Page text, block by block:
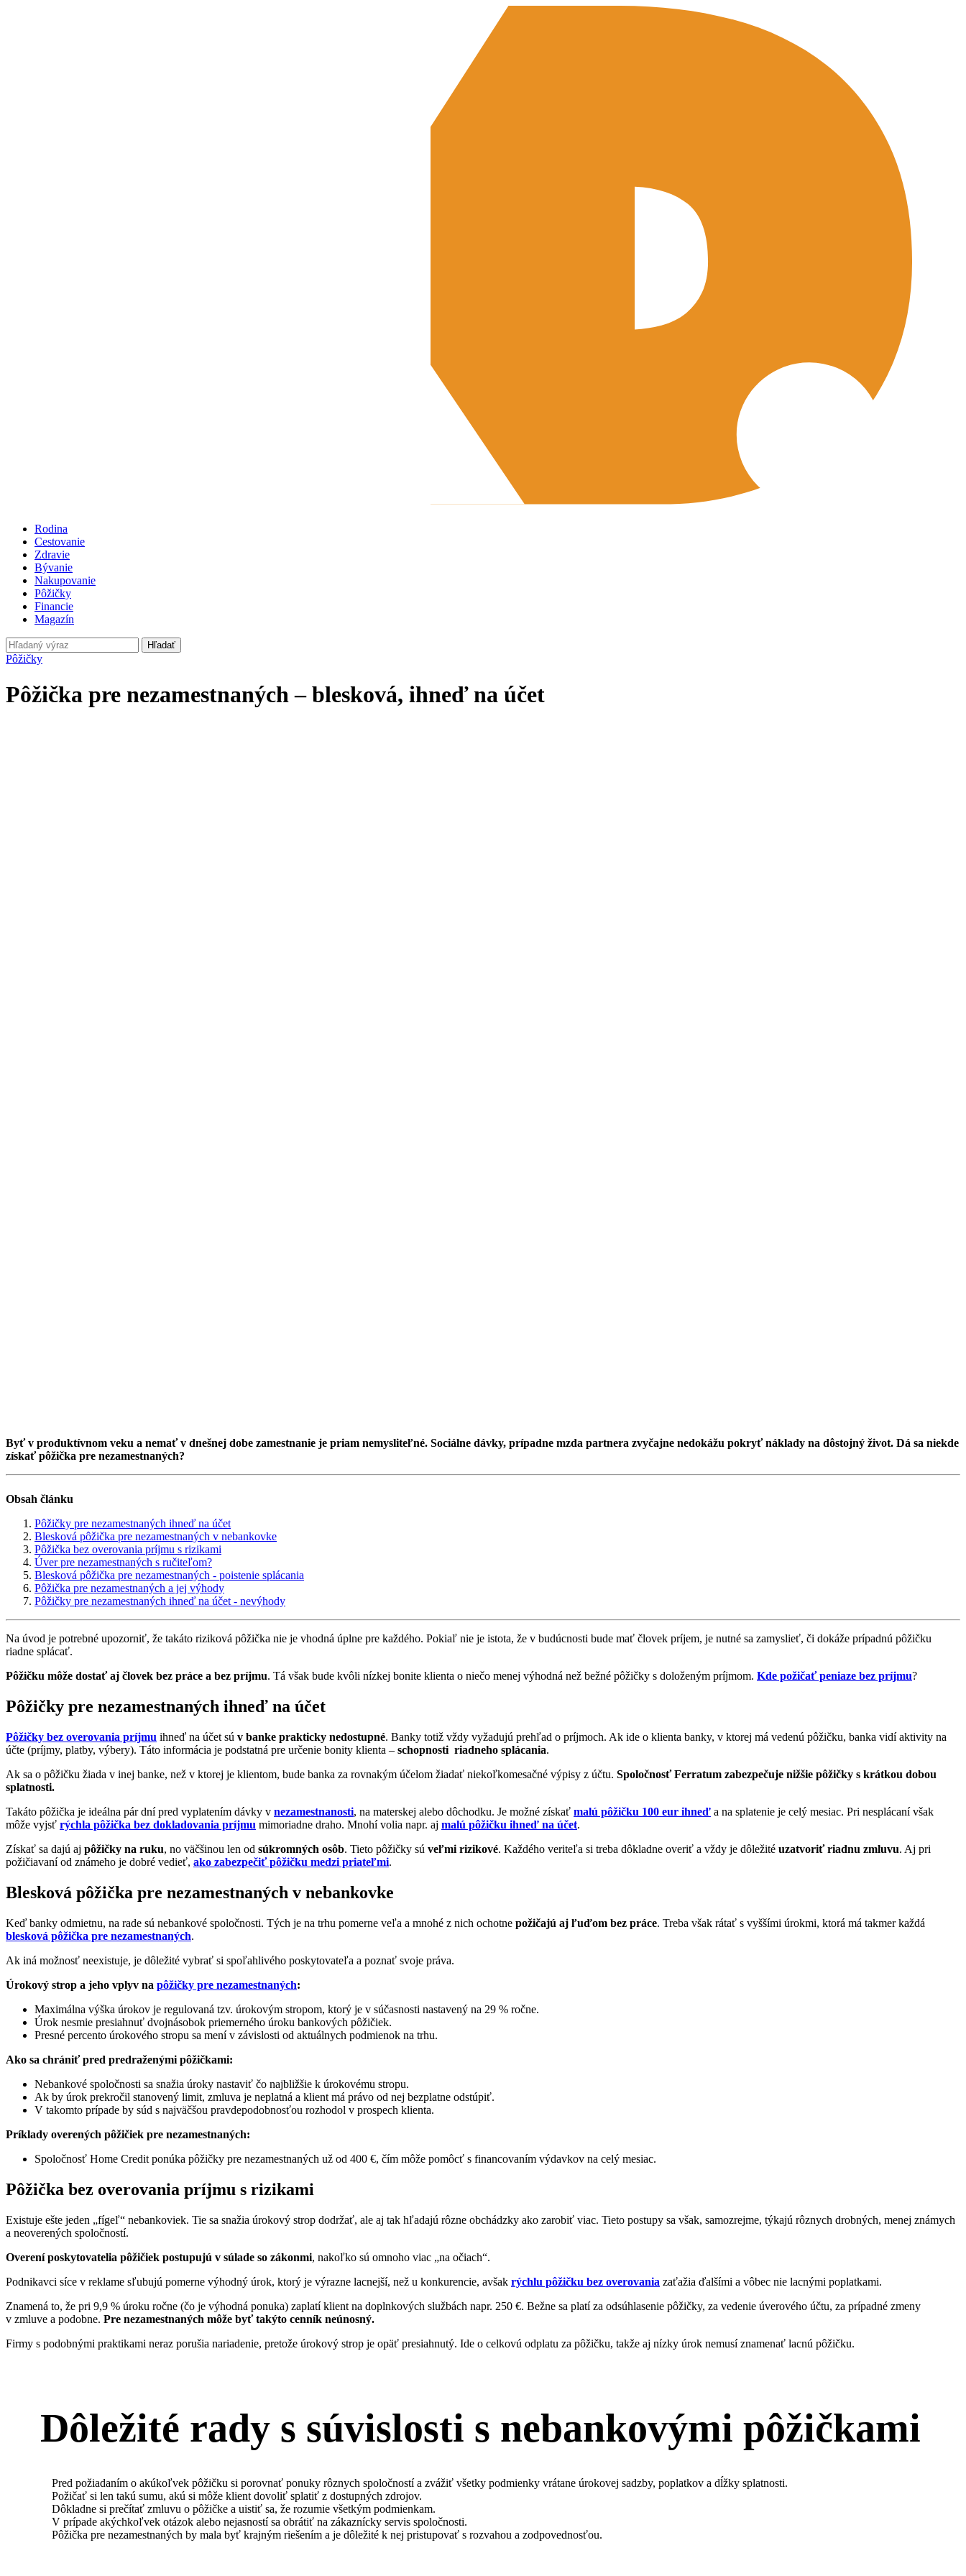
Rodina
Cestovanie
Zdravie
Bývanie
Nakupovanie
Pôžičky
Financie
Magazín
Hľadať
Pôžičky
Pôžička pre nezamestnaných – blesková, ihneď na účet
Byť v produktívnom veku a nemať v dnešnej dobe zamestnanie je priam nemysliteľné. Sociálne dávky, prípadne mzda partnera zvyčajne nedokážu pokryť náklady na dôstojný život. Dá sa niekde
získať pôžička pre nezamestnaných?
Obsah článku
Pôžičky pre nezamestnaných ihneď na účet
Blesková pôžička pre nezamestnaných v nebankovke
Pôžička bez overovania príjmu s rizikami
Úver pre nezamestnaných s ručiteľom?
Blesková pôžička pre nezamestnaných - poistenie splácania
Pôžička pre nezamestnaných a jej výhody
Pôžičky pre nezamestnaných ihneď na účet - nevýhody
Na úvod je potrebné upozorniť, že takáto riziková pôžička nie je vhodná úplne pre každého. Pokiaľ nie je istota, že v budúcnosti bude mať človek príjem, je nutné sa zamyslieť, či dokáže prípadnú pôžičku
riadne splácať.
Pôžičku môže dostať aj človek bez práce a bez príjmu. Tá však bude kvôli nízkej bonite klienta o niečo menej výhodná než bežné pôžičky s doloženým príjmom. Kde požičať peniaze bez príjmu?
Pôžičky pre nezamestnaných ihneď na účet
Pôžičky bez overovania príjmu ihneď na účet sú v banke prakticky nedostupné. Banky totiž vždy vyžadujú prehľad o príjmoch. Ak ide o klienta banky, v ktorej má vedenú pôžičku, banka vidí aktivity na
účte (príjmy, platby, výbery). Táto informácia je podstatná pre určenie bonity klienta – schopnosti riadneho splácania.
Ak sa o pôžičku žiada v inej banke, než v ktorej je klientom, bude banka za rovnakým účelom žiadať niekoľkomesačné výpisy z účtu. Spoločnosť Ferratum zabezpečuje nižšie pôžičky s krátkou dobou
splatnosti.
Takáto pôžička je ideálna pár dní pred vyplatením dávky v nezamestnanosti, na materskej alebo dôchodku. Je možné získať malú pôžičku 100 eur ihneď a na splatenie je celý mesiac. Pri nesplácaní však
môže vyjsť rýchla pôžička bez dokladovania príjmu mimoriadne draho. Mnohí volia napr. aj malú pôžičku ihneď na účet.
Získať sa dajú aj pôžičky na ruku, no väčšinou len od súkromných osôb. Tieto pôžičky sú veľmi rizikové. Každého veriteľa si treba dôkladne overiť a vždy je dôležité uzatvoriť riadnu zmluvu. Aj pri
požičiavaní od známeho je dobré vedieť, ako zabezpečiť pôžičku medzi priateľmi.
Blesková pôžička pre nezamestnaných v nebankovke
Keď banky odmietnu, na rade sú nebankové spoločnosti. Tých je na trhu pomerne veľa a mnohé z nich ochotne požičajú aj ľuďom bez práce. Treba však rátať s vyššími úrokmi, ktorá má takmer každá
blesková pôžička pre nezamestnaných.
Ak iná možnosť neexistuje, je dôležité vybrať si spoľahlivého poskytovateľa a poznať svoje práva.
Úrokový strop a jeho vplyv na pôžičky pre nezamestnaných:
Maximálna výška úrokov je regulovaná tzv. úrokovým stropom, ktorý je v súčasnosti nastavený na 29 % ročne.
Úrok nesmie presiahnuť dvojnásobok priemerného úroku bankových pôžičiek.
Presné percento úrokového stropu sa mení v závislosti od aktuálnych podmienok na trhu.
Ako sa chrániť pred predraženými pôžičkami:
Nebankové spoločnosti sa snažia úroky nastaviť čo najbližšie k úrokovému stropu.
Ak by úrok prekročil stanovený limit, zmluva je neplatná a klient má právo od nej bezplatne odstúpiť.
V takomto prípade by súd s najväčšou pravdepodobnosťou rozhodol v prospech klienta.
Príklady overených pôžičiek pre nezamestnaných:
Spoločnosť Home Credit ponúka pôžičky pre nezamestnaných už od 400 €, čím môže pomôcť s financovaním výdavkov na celý mesiac.
Pôžička bez overovania príjmu s rizikami
Existuje ešte jeden „fígeľ“ nebankoviek. Tie sa snažia úrokový strop dodržať, ale aj tak hľadajú rôzne obchádzky ako zarobiť viac. Tieto postupy sa však, samozrejme, týkajú rôznych drobných, menej známych
a neoverených spoločností.
Overení poskytovatelia pôžičiek postupujú v súlade so zákonmi, nakoľko sú omnoho viac „na očiach“.
Podnikavci síce v reklame sľubujú pomerne výhodný úrok, ktorý je výrazne lacnejší, než u konkurencie, avšak rýchlu pôžičku bez overovania zaťažia ďalšími a vôbec nie lacnými poplatkami.
Znamená to, že pri 9,9 % úroku ročne (čo je výhodná ponuka) zaplatí klient na doplnkových službách napr. 250 €. Bežne sa platí za odsúhlasenie pôžičky, za vedenie úverového účtu, za prípadné zmeny
v zmluve a podobne. Pre nezamestnaných môže byť takýto cenník neúnosný.
Firmy s podobnými praktikami neraz porušia nariadenie, pretože úrokový strop je opäť presiahnutý. Ide o celkovú odplatu za pôžičku, takže aj nízky úrok nemusí znamenať lacnú pôžičku.
Dôležité rady s súvislosti s nebankovými pôžičkami
Pred požiadaním o akúkoľvek pôžičku si porovnať ponuky rôznych spoločností a zvážiť všetky podmienky vrátane úrokovej sadzby, poplatkov a dĺžky splatnosti.
Požičať si len takú sumu, akú si môže klient dovoliť splatiť z dostupných zdrojov.
Dôkladne si prečítať zmluvu o pôžičke a uistiť sa, že rozumie všetkým podmienkam.
V prípade akýchkoľvek otázok alebo nejasností sa obrátiť na zákaznícky servis spoločnosti.
Pôžička pre nezamestnaných by mala byť krajným riešením a je dôležité k nej pristupovať s rozvahou a zodpovednosťou.